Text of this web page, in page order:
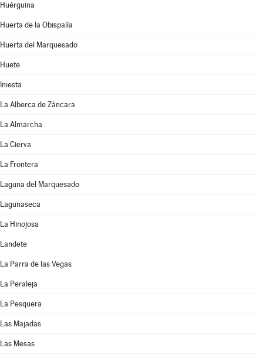
Huérguina
Huerta de la Obispalía
Huerta del Marquesado
Huete
Iniesta
La Alberca de Záncara
La Almarcha
La Cierva
La Frontera
Laguna del Marquesado
Lagunaseca
La Hinojosa
Landete
La Parra de las Vegas
La Peraleja
La Pesquera
Las Majadas
Las Mesas